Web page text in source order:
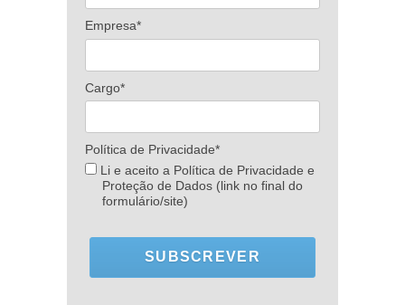
Empresa*
Cargo*
Política de Privacidade*
Li e aceito a Política de Privacidade e
Proteção de Dados (link no final do
formulário/site)
SUBSCREVER